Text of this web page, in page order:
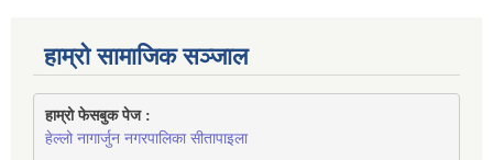
हाम्रो सामाजिक सञ्जाल
हाम्रो फेसबुक पेज :
हेल्लो नागार्जुन नगरपालिका सीतापाइला